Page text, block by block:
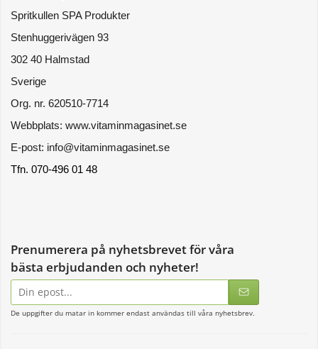
Spritkullen SPA Produkter
Stenhuggerivägen 93
302 40 Halmstad
Sverige
Org. nr. 620510-7714
Webbplats: www.vitaminmagasinet.se
E-post: info@vitaminmagasinet.se
Tfn. 070-496 01 48
Prenumerera på nyhetsbrevet för våra
bästa erbjudanden och nyheter!
E-
postadress
De uppgifter du matar in kommer endast användas till våra nyhetsbrev.